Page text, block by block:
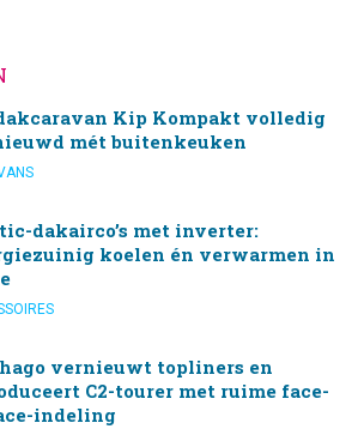
Kip Kompakt volledig
mét buitenkeuken
dakairco’s met inverter:
koelen én verwarmen in
vernieuwt topliners en
C2-tourer met ruime face-
indeling